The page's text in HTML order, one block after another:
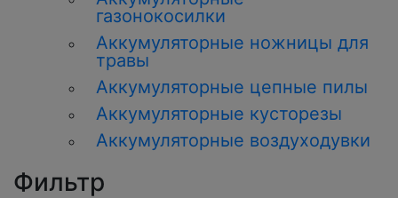
газонокосилки
Аккумуляторные ножницы для
травы
Аккумуляторные цепные пилы
Аккумуляторные кусторезы
Аккумуляторные воздуходувки
Фильтр